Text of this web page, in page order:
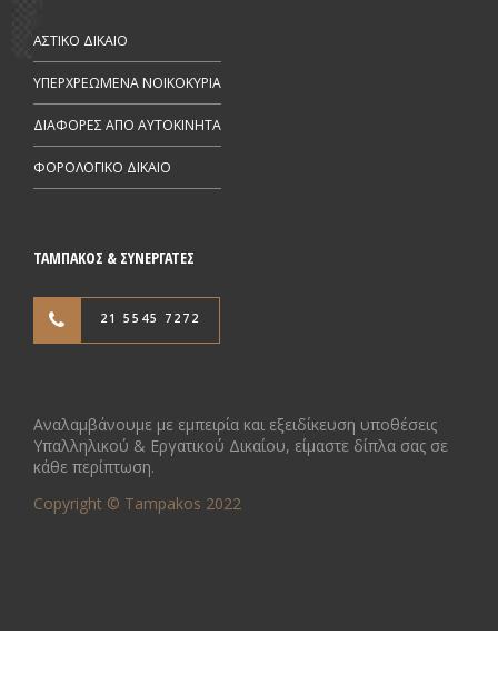
ΑΣΤΙΚΟ ΔΙΚΑΙΟ
ΥΠΕΡΧΡΕΩΜΕΝΑ ΝΟΙΚΟΚΥΡΙΑ
ΔΙΑΦΟΡΕΣ ΑΠΟ AYTOKINHTA
ΦΟΡΟΛΟΓΙΚΟ ΔΙΚΑΙΟ
ΤΑΜΠΑΚΟΣ & ΣΥΝΕΡΓΑΤΕΣ
21 5545 7272
Αναλαμβάνουμε με εμπειρία και εξειδίκευση υποθέσεις
Υπαλληλικού & Εργατικού Δικαίου, είμαστε δίπλα σας σε
κάθε περίπτωση.
Copyright © Tampakos 2022